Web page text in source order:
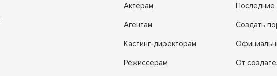
Актёрам
Агентам
Кастинг-директорам
Режиссёрам
Последние
Создать
От